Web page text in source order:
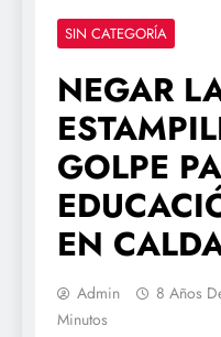
SIN CATEGORÍA
NEGAR
GOLPE
EN
Admin 8 Años
Minutos